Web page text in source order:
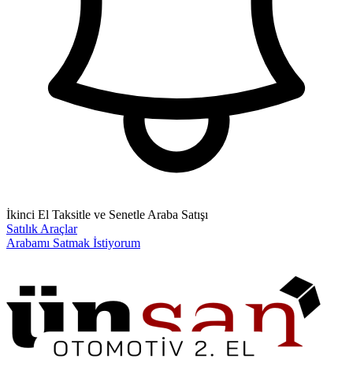
İkinci El Taksitle ve Senetle Araba Satışı
Satılık Araçlar
Arabamı Satmak İstiyorum